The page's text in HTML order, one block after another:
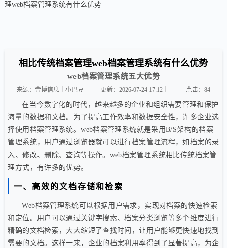
理web档案管理系统有什么优势
相比传统档案管理web档案管理系统有什么优势
web档案管理系统五大优势
来源：壹博信息｜小巴豆 更新：2026-07-24 17:12｜ 点击：84
在当今数字化的时代，越来越多的企业和组织需要管理和保护
海量的数据和文档。为了提高工作效率和数据安全性，许多企业选
择使用档案管理系统。web档案管理系统就是采用B/S架构的档案
管理系统，用户通过浏览器就可以进行档案管理流程，如档案的录
入、修改、删除、查询等操作。web档案管理系统相比传统档案管
理方式，有许多的优势。
一、高效的文档存储和检索
Web档案管理系统可以根据用户需求，实现对档案的快速检索
和定位。用户可以通过关键字搜索、档案分类浏览等多个维度进行
精确的文档检索，大大缩短了查找时间，让用户能够更快速地找到
需要的文档。这样一来，企业的档案利用率得到了显著提高，为企